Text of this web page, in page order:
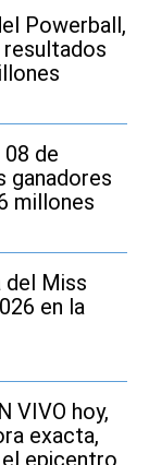
Powerball,
de
ganadores
millones
del Miss
en la
VIVO hoy,
exacta,
epicentro